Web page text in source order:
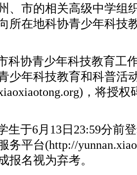
、市的相关高级中学组
所在地科协青少年科技
科协青少年科技教育工
少年科技教育和科普活
，将授
生于6月13日23:59分前
务平台(http://
报名视为弃考。